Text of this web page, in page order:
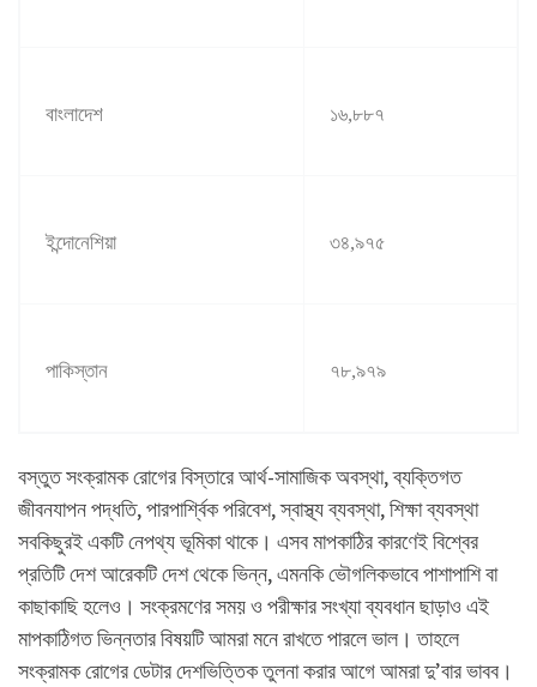
বাংলাদেশ ১৬,৮৮৭
ইন্দোনেশিয়া ৩৪,৯৭৫
পাকিস্তান ৭৮,৯৭৯
বস্তুত সংক্রামক রোগের বিস্তারে আর্থ-সামাজিক অবস্থা, ব্যক্তিগত
জীবনযাপন পদ্ধতি, পারপার্শ্বিক পরিবেশ, স্বাস্থ্য ব্যবস্থা, শিক্ষা ব্যবস্থা
সবকিছুরই একটি নেপথ্য ভূমিকা থাকে। এসব মাপকাঠির কারণেই বিশ্বের
প্রতিটি দেশ আরেকটি দেশ থেকে ভিন্ন, এমনকি ভৌগলিকভাবে পাশাপাশি বা
কাছাকাছি হলেও। সংক্রমণের সময় ও পরীক্ষার সংখ্যা ব্যবধান ছাড়াও এই
মাপকাঠিগত ভিন্নতার বিষয়টি আমরা মনে রাখতে পারলে ভাল। তাহলে
সংক্রামক রোগের ডেটার দেশভিত্তিক তুলনা করার আগে আমরা দু’বার ভাবব।